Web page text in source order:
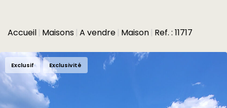
Accueil Maisons A vendre Maison Ref. : 11717
Exclusif Exclusivité